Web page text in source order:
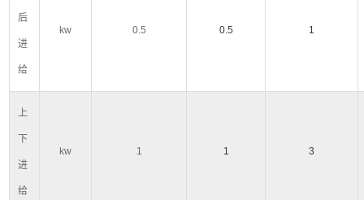
后
进
给
kw 0.5 0.5 1
上
下
进
给
kw 1 1 3